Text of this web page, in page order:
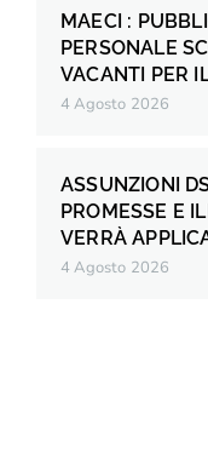
MAECI :
PERSONALE
VACANTI PER
4 Agosto 2026
ASSUNZIONI
PROMESSE E
VERRÀ
4 Agosto 2026